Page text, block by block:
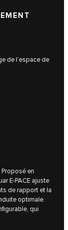
de l’espace de
en
E-PACE ajuste
de rapport et la
optimale.
qui